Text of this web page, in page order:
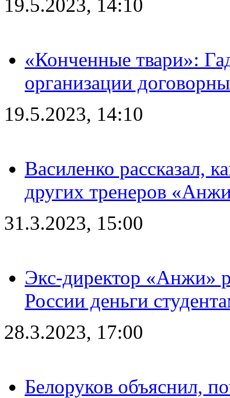
19.5.2023, 14:10
«Конченные твари»:
организации
19.5.2023, 14:10
Василенко рассказал,
других тренеров
31.3.2023, 15:00
Экс-директор «Анжи»
России деньги
28.3.2023, 17:00
Белоруков объяснил,